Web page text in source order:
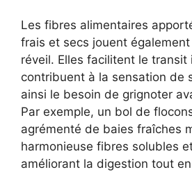
Les fibres alimentaires
frais et secs jouent
réveil. Elles facilitent le transit
contribuent à la sensation de
ainsi le besoin de grignoter
Par exemple, un bol de
agrémenté de baies fraîches
harmonieuse fibres solubles
améliorant la digestion tout